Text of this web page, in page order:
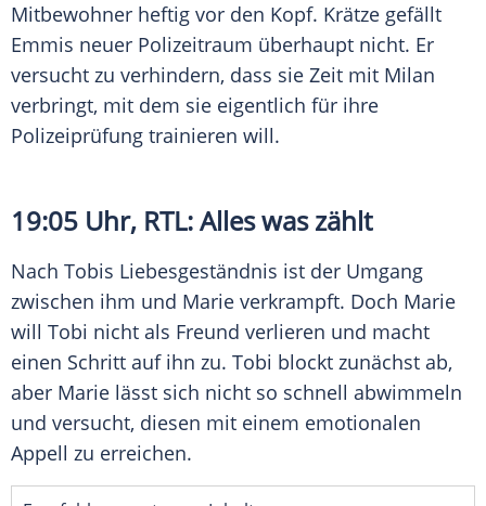
Mitbewohner heftig vor den Kopf. Krätze gefällt
Emmis neuer Polizeitraum überhaupt nicht. Er
versucht zu verhindern, dass sie Zeit mit Milan
verbringt, mit dem sie eigentlich für ihre
Polizeiprüfung trainieren will.
19:05 Uhr, RTL: Alles was zählt
Nach Tobis Liebesgeständnis ist der Umgang
zwischen ihm und Marie verkrampft. Doch Marie
will Tobi nicht als Freund verlieren und macht
einen Schritt auf ihn zu. Tobi blockt zunächst ab,
aber Marie lässt sich nicht so schnell abwimmeln
und versucht, diesen mit einem emotionalen
Appell zu erreichen.